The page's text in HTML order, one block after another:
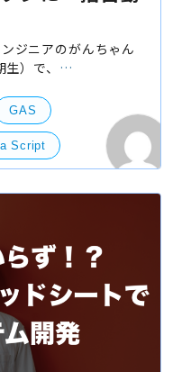
ジニアのがんちゃん
ております。 今日
GAS
Script